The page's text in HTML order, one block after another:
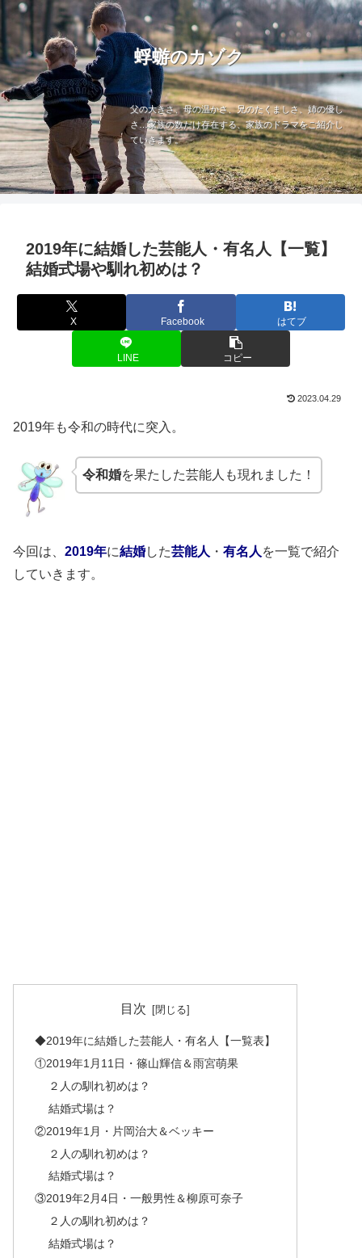
蜉蝣のカゾク
父の大きさ、母の温かさ、兄のたくましさ、姉の優し
さ…家族の数だけ存在する、家族のドラマをご紹介し
ていきます。
2019年に結婚した芸能人・有名人【一覧】
結婚式場や馴れ初めは？
X Facebook はてブ
LINE コピー
2023.04.29
2019年も令和の時代に突入。
令和婚を果たした芸能人も現れました！
今回は、 2019年に結婚した芸能人 ・ 有名人 を一覧で紹介
していきます。
目次
◆2019年に結婚した芸能人・有名人【一覧表】
①2019年1月11日・篠山輝信＆雨宮萌果
２人の馴れ初めは？
結婚式場は？
②2019年1月・片岡治大＆ベッキー
２人の馴れ初めは？
結婚式場は？
③2019年2月4日・一般男性＆柳原可奈子
２人の馴れ初めは？
結婚式場は？